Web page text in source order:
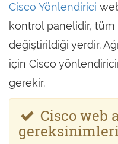
Cisco Yönlendirici
kontrol panelidir,
değiştirildiği yerdir.
için Cisco
gerekir.
Cisco web